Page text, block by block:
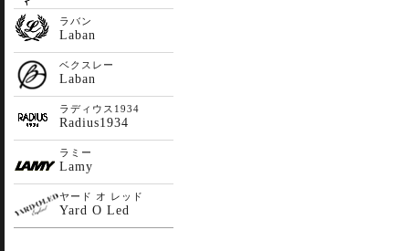
ラバン
Laban
ベクスレー
Laban
ラディウス1934
Radius1934
ラミー
Lamy
ヤード オ レッド
Yard O Led